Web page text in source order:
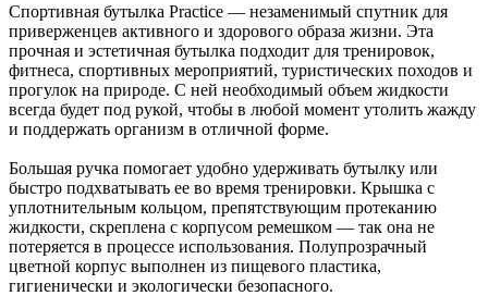
Спортивная бутылка Practice — незаменимый спутник для
приверженцев активного и здорового образа жизни. Эта
прочная и эстетичная бутылка подходит для тренировок,
фитнеса, спортивных мероприятий, туристических походов и
прогулок на природе. С ней необходимый объем жидкости
всегда будет под рукой, чтобы в любой момент утолить жажду
и поддержать организм в отличной форме.
Большая ручка помогает удобно удерживать бутылку или
быстро подхватывать ее во время тренировки. Крышка с
уплотнительным кольцом, препятствующим протеканию
жидкости, скреплена с корпусом ремешком — так она не
потеряется в процессе использования. Полупрозрачный
цветной корпус выполнен из пищевого пластика,
гигиенически и экологически безопасного.